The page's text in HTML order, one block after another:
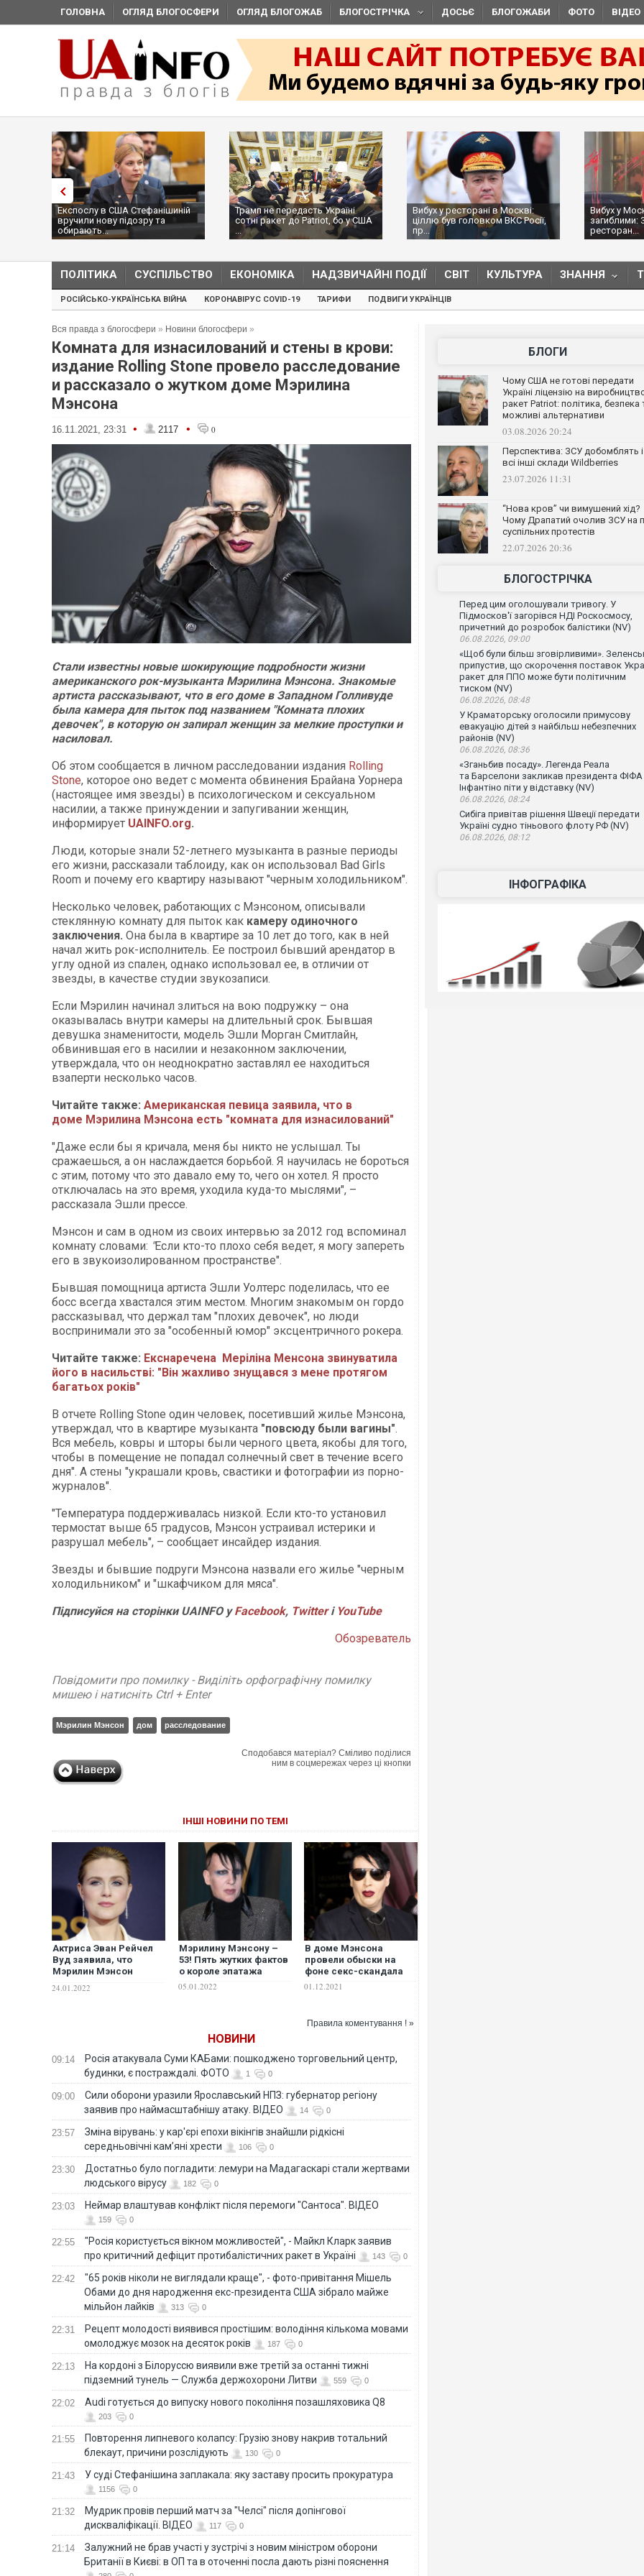
ГОЛОВНА ОГЛЯД БЛОГОСФЕРИ ОГЛЯД БЛОГОЖАБ БЛОГОСТРІЧКА ДОСЬЄ БЛОГОЖАБИ ФОТО ВІДЕО
Експослу в США Стефанішиній
вручили нову підозру та
обирають...
Трамп не передасть Україні
сотні ракет до Patriot, бо у США
...
Вибух у ресторані в Москві:
ціллю був головком ВКС Росії,
пр...
Вибух у
загиблими:
ресторан...
ПОЛІТИКА СУСПІЛЬСТВО ЕКОНОМІКА НАДЗВИЧАЙНІ ПОДІЇ СВІТ КУЛЬТУРА ЗНАННЯ
РОСІЙСЬКО-УКРАЇНСЬКА ВІЙНА КОРОНАВІРУС COVID-19 ТАРИФИ ПОДВИГИ УКРАЇНЦІВ
Вся правда з блогосфери » Новини блогосфери »
Комната для изнасилований и стены в крови:
издание Rolling Stone провело расследование
и рассказало о жутком доме Мэрилина
Мэнсона
16.11.2021, 23:31 • 2117 • 0
Стали известны новые шокирующие подробности жизни
американского рок-музыканта Мэрилина Мэнсона. Знакомые
артиста рассказывают, что в его доме в Западном Голливуде
была камера для пыток под названием "Комната плохих
девочек", в которую он запирал женщин за мелкие проступки и
насиловал.
Об этом сообщается в личном расследовании издания Rolling
Stone, которое оно ведет с момента обвинения Брайана Уорнера
(настоящее имя звезды) в психологическом и сексуальном
насилии, а также принуждении и запугивании женщин,
информирует UAINFO.org.
Люди, которые знали 52-летнего музыканта в разные периоды
его жизни, рассказали таблоиду, как он использовал Bad Girls
Room и почему его квартиру называют "черным холодильником".
Несколько человек, работающих с Мэнсоном, описывали
стеклянную комнату для пыток как камеру одиночного
заключения. Она была в квартире за 10 лет до того, как в ней
начал жить рок-исполнитель. Ее построил бывший арендатор в
углу одной из спален, однако использовал ее, в отличии от
звезды, в качестве студии звукозаписи.
Если Мэрилин начинал злиться на вою подружку – она
оказывалась внутри камеры на длительный срок. Бывшая
девушка знаменитости, модель Эшли Морган Смитлайн,
обвинившая его в насилии и незаконном заключении,
утверждала, что он неоднократно заставлял ее находиться
взаперти несколько часов.
Читайте также: Американская певица заявила, что в
доме Мэрилина Мэнсона есть "комната для изнасилований"
"Даже если бы я кричала, меня бы никто не услышал. Ты
сражаешься, а он наслаждается борьбой. Я научилась не бороться
с этим, потому что это давало ему то, чего он хотел. Я просто
отключалась на это время, уходила куда-то мыслями", –
рассказала Эшли прессе.
Мэнсон и сам в одном из своих интервью за 2012 год вспоминал
комнату словами: "Если кто-то плохо себя ведет, я могу запереть
его в звукоизолированном пространстве".
Бывшая помощница артиста Эшли Уолтерс поделилась, что ее
босс всегда хвастался этим местом. Многим знакомым он гордо
рассказывал, что держал там "плохих девочек", но люди
воспринимали это за "особенный юмор" эксцентричного рокера.
Читайте также: Екснаречена Меріліна Менсона звинуватила
його в насильстві: "Він жахливо знущався з мене протягом
багатьох років"
В отчете Rolling Stone один человек, посетивший жилье Мэнсона,
утверждал, что в квартире музыканта "повсюду были вагины".
Вся мебель, ковры и шторы были черного цвета, якобы для того,
чтобы в помещение не попадал солнечный свет в течение всего
дня". А стены "украшали кровь, свастики и фотографии из порно-
журналов".
"Температура поддерживалась низкой. Если кто-то установил
термостат выше 65 градусов, Мэнсон устраивал истерики и
разрушал мебель", – сообщает инсайдер издания.
Звезды и бывшие подруги Мэнсона назвали его жилье "черным
холодильником" и "шкафчиком для мяса".
Підписуйся на сторінки UAINFO уFacebook, Twitterі YouTube
Обозреватель
Повідомити про помилку - Виділіть орфографічну помилку
мишею і натисніть Ctrl + Enter
Мэрилин Мэнсон дом расследование
Сподобався матеріал? Сміливо поділися
ним в соцмережах через ці кнопки
ІНШІ НОВИНИ ПО ТЕМІ
Актриса Эван Рейчел
Вуд заявила, что
Мэрилин Мэнсон
время съемок клипа
24.01.2022
Мэрилину Мэнсону –
53! Пять жутких фактов
о короле эпатажа
05.01.2022
В доме Мэнсона
провели обыски на
фоне секс-скандала
01.12.2021
Правила коментування ! »
НОВИНИ
09:14
Росія атакувала Суми КАБами: пошкоджено торговельний центр,
будинки, є постраждалі. ФОТО
1 0
09:00
Сили оборони уразили Ярославський НПЗ: губернатор регіону
заявив про наймасштабнішу атаку. ВІДЕО
14 0
23:57
Зміна вірувань: у кар'єрі епохи вікінгів знайшли рідкісні
середньовічні кам’яні хрести
106 0
23:30
Достатньо було погладити: лемури на Мадагаскарі стали жертвами
людського вірусу
182 0
23:03 Неймар влаштував конфлікт після перемоги "Сантоса". ВІДЕО
159 0
22:55
"Росія користується вікном можливостей", - Майкл Кларк заявив
про критичний дефіцит протибалістичних ракет в Україні
143 0
22:42
"65 років ніколи не виглядали краще", - фото-привітання Мішель
Обами до дня народження екс-президента США зібрало майже
мільйон лайків
313 0
22:31
Рецепт молодості виявився простішим: володіння кількома мовами
омолоджує мозок на десяток років
187 0
22:13
На кордоні з Білоруссю виявили вже третій за останні тижні
підземний тунель — Служба держохорони Литви
559 0
22:02 Audi готується до випуску нового покоління позашляховика Q8
203 0
21:55
Повторення липневого колапсу: Грузію знову накрив тотальний
блекаут, причини розслідують
130 0
21:43 У суді Стефанішина заплакала: яку заставу просить прокуратура
1156 0
21:32
Мудрик провів перший матч за "Челсі" після допінгової
дискваліфікації. ВІДЕО
117 0
21:14
Залужний не брав участі у зустрічі з новим міністром оборони
Британії в Києві: в ОП та в оточенні посла дають різні пояснення
БЛОГИ
Чому США не готові передати
Україні ліцензію на
ракет Patriot: політика, безпека
можливі альтернативи
03.08.2026 20:24
Перспектива: ЗСУ добомблять і
всі інші склади Wildberries
23.07.2026 11:31
“Нова кров” чи вимушений хід?
Чому Драпатий очолив ЗСУ на
суспільних протестів
22.07.2026 20:36
БЛОГОСТРІЧКА
Перед цим оголошували тривогу. У
Підмосков'ї загорівся НДІ Роскосмосу,
причетний до розробок балістики (NV)
06.08.2026, 09:00
«Щоб були більш зговірливими».
припустив, що скорочення поставок
ракет для ППО може бути політичним
тиском (NV)
06.08.2026, 08:48
У Краматорську оголосили примусову
евакуацію дітей з найбільш небезпечних
районів (NV)
06.08.2026, 08:36
«Зганьбив посаду». Легенда Реала
та Барселони закликав президента ФІФА
Інфантіно піти у відставку (NV)
06.08.2026, 08:24
Сибіга привітав рішення Швеції передати
Україні судно тіньового флоту РФ (NV)
06.08.2026, 08:12
ІНФОГРАФІКА